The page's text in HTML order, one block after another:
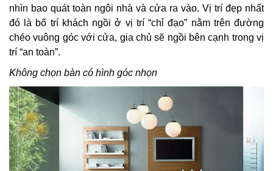
nhìn bao quát toàn ngôi nhà và cửa ra vào. Vị trí đẹp nhất
đó là bố trí khách ngồi ở vị trí “chỉ đạo” nằm trên đường
chéo vuông góc với cửa, gia chủ sẽ ngồi bên cạnh trong vị
trí “an toàn”.
Không chọn bàn có hình góc nhọn